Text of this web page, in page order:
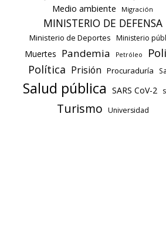
Medio ambiente Migración
MINISTERIO DE DEFENSA
Ministerio de Deportes Ministerio
Muertes Pandemia Petróleo
Política Prisión Procuraduría
Salud pública SARS CoV-2
Turismo Universidad